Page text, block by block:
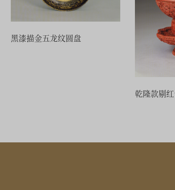
黑漆描金五龙纹圆盘
乾隆款剔